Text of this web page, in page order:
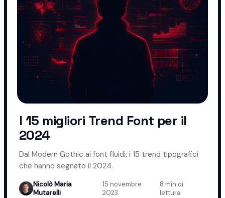
I 15 migliori Trend Font per il
2024
Dal Modern Gothic ai font fluidi: i 15 trend tipografici
che hanno segnato il 2024.
Nicolò Maria
Mutarelli
·15 novembre
2023
·8 min di
lettura